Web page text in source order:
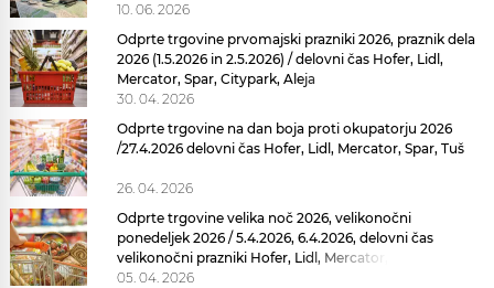
10. 06. 2026
Odprte trgovine prvomajski prazniki 2026, praznik dela
2026 (1.5.2026 in 2.5.2026) / delovni čas Hofer, Lidl,
Mercator, Spar, Citypark, Aleja
30. 04. 2026
Odprte trgovine na dan boja proti okupatorju 2026
/27.4.2026 delovni čas Hofer, Lidl, Mercator, Spar, Tuš
26. 04. 2026
Odprte trgovine velika noč 2026, velikonočni
ponedeljek 2026 / 5.4.2026, 6.4.2026, delovni čas
velikonočni prazniki Hofer, Lidl, Mercator, Spar,
Citypark, Aleja
05. 04. 2026